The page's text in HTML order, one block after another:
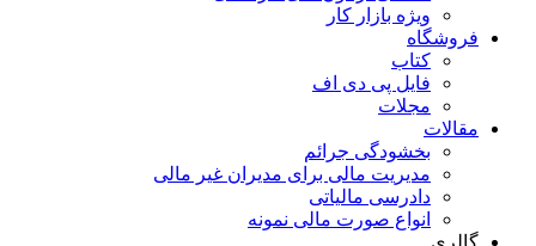
ویژه بازار کار
فروشگاه
کتاب
فایل پی دی اف
مجلات
مقالات
بخشودگی جرائم
مدیریت مالی برای مدیران غیر مالی
دادرسی مالیاتی
انواع صورت مالی نمونه
گالری